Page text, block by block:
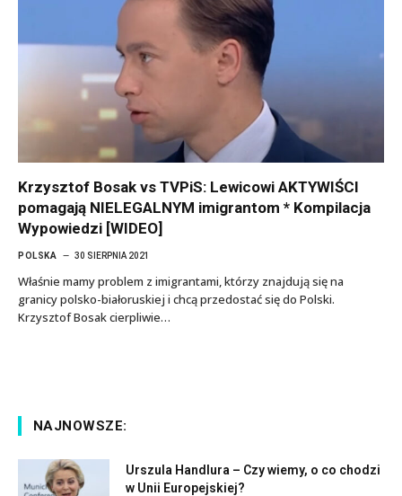
Krzysztof Bosak vs TVPiS: Lewicowi AKTYWIŚCI
pomagają NIELEGALNYM imigrantom * Kompilacja
Wypowiedzi [WIDEO]
POLSKA 30 SIERPNIA 2021
Właśnie mamy problem z imigrantami, którzy znajdują się na
granicy polsko-białoruskiej i chcą przedostać się do Polski.
Krzysztof Bosak cierpliwie…
NAJNOWSZE:
Urszula Handlura – Czy wiemy, o co chodzi
w Unii Europejskiej?